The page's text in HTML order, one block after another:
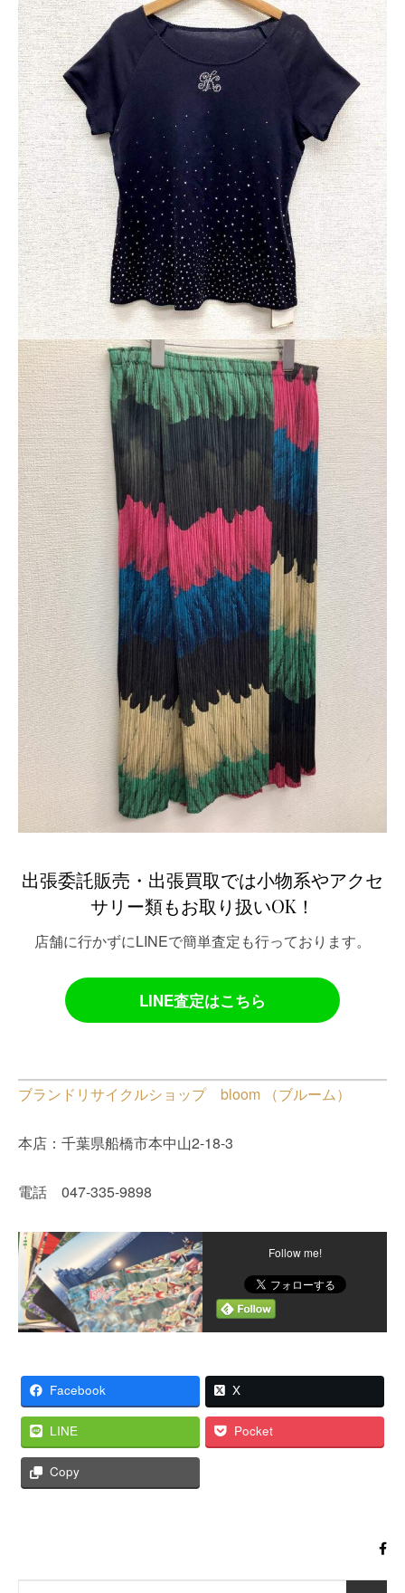
出張委託販売・出張買取では小物系やアクセ
サリー類もお取り扱いOK！
店舗に行かずにLINEで簡単査定も行っております。
LINE査定はこちら
ブランドリサイクルショップ bloom （ブルーム）
本店：千葉県船橋市本中山2-18-3
電話 047-335-9898
Follow me!
Facebook X
LINE Pocket
Copy